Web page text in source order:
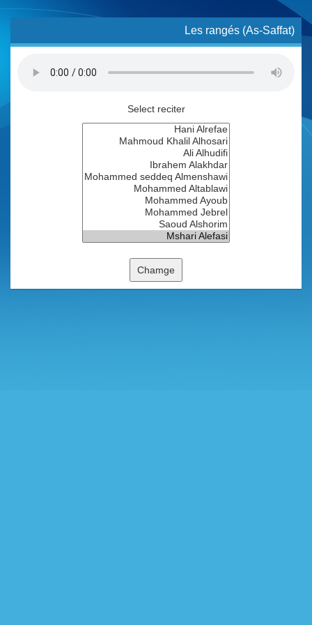
Les rangés (As-Saffat)
Select reciter